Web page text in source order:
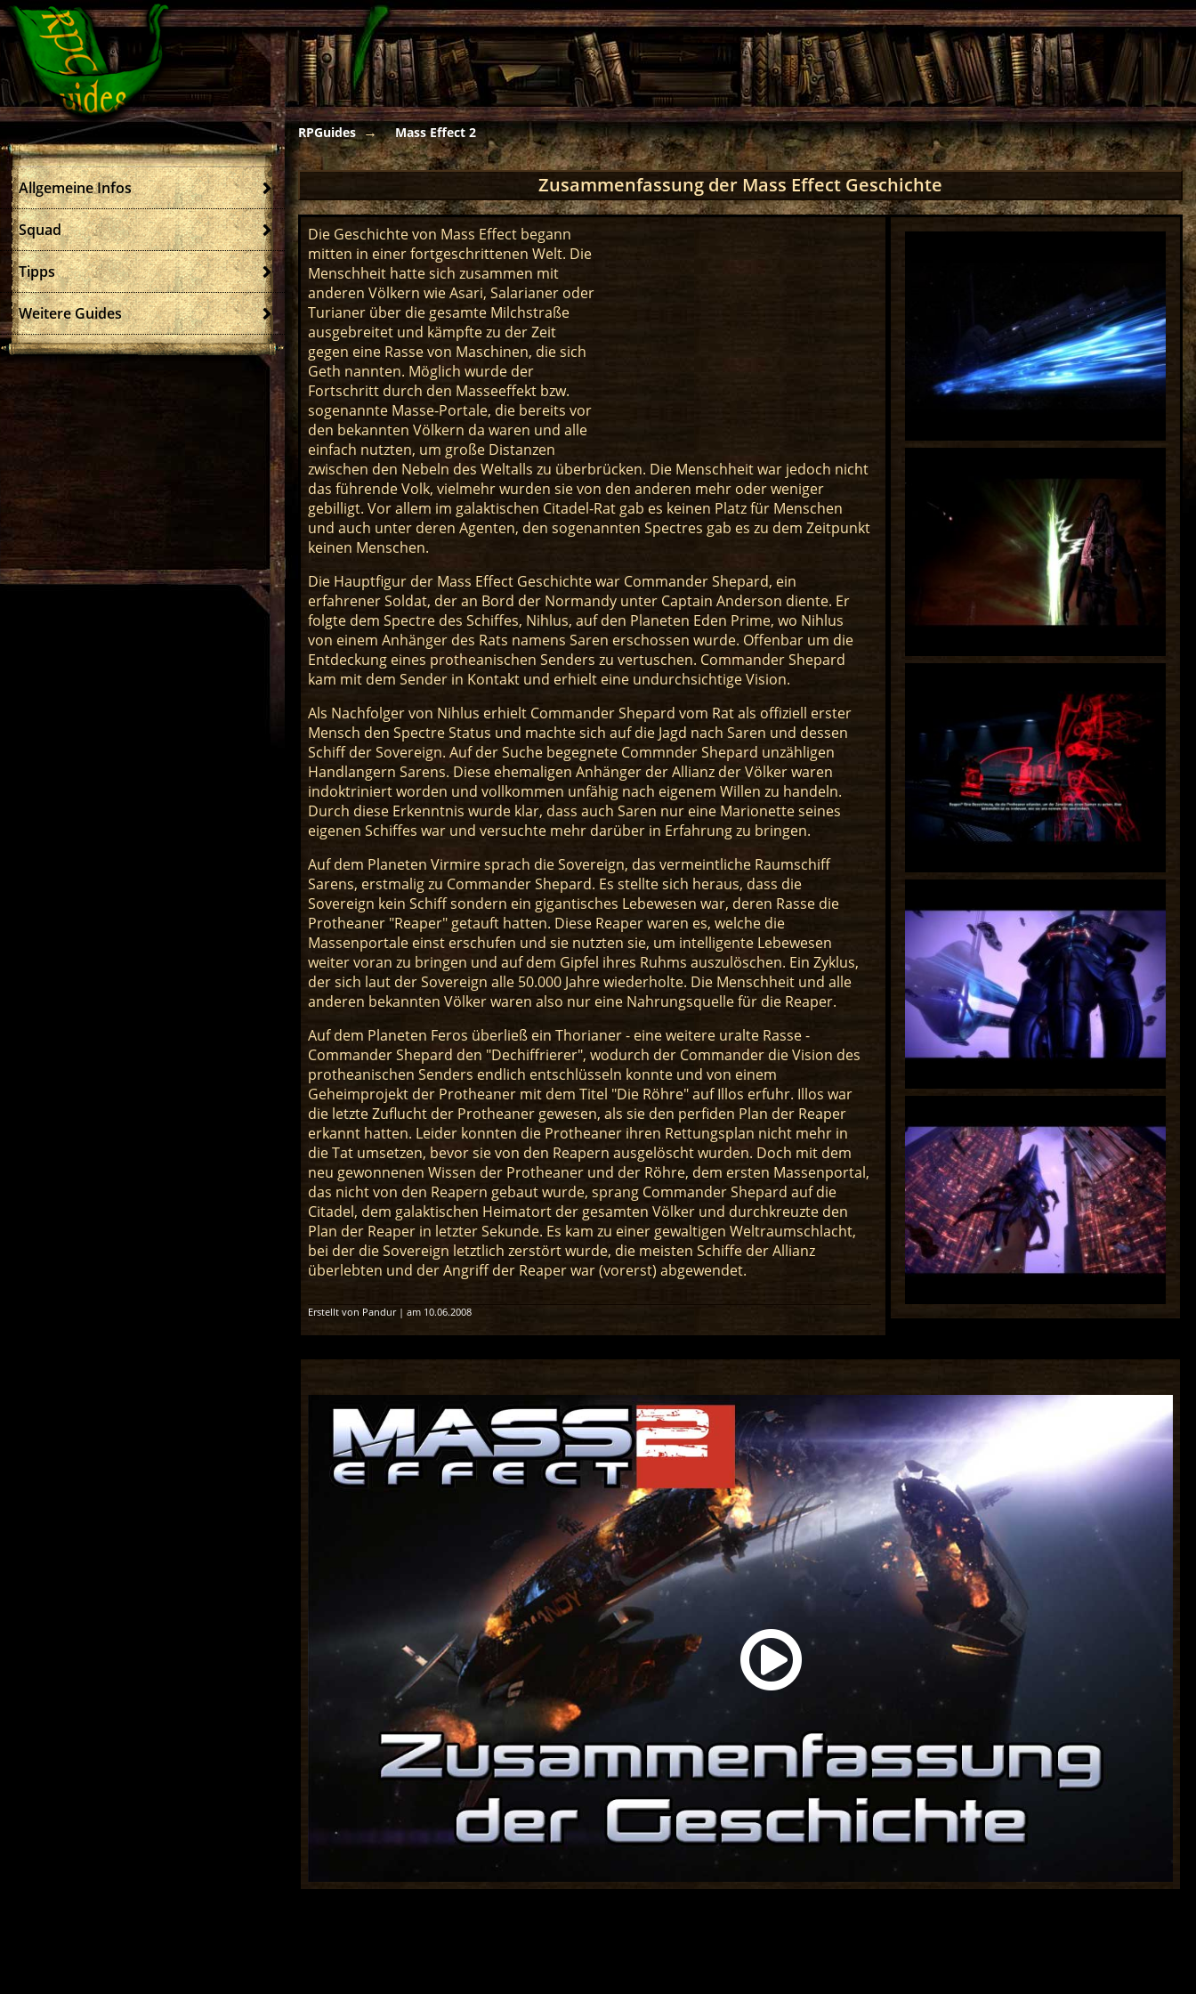
Allgemeine Infos
Squad
Tipps
Weitere Guides
RPGuides Mass Effect 2
Zusammenfassung der Mass Effect Geschichte
Die Geschichte von Mass Effect begann
mitten in einer fortgeschrittenen Welt. Die
Menschheit hatte sich zusammen mit
anderen Völkern wie Asari, Salarianer oder
Turianer über die gesamte Milchstraße
ausgebreitet und kämpfte zu der Zeit
gegen eine Rasse von Maschinen, die sich
Geth nannten. Möglich wurde der
Fortschritt durch den Masseeffekt bzw.
sogenannte Masse-Portale, die bereits vor
den bekannten Völkern da waren und alle
einfach nutzten, um große Distanzen
zwischen den Nebeln des Weltalls zu überbrücken. Die Menschheit war jedoch nicht
das führende Volk, vielmehr wurden sie von den anderen mehr oder weniger
gebilligt. Vor allem im galaktischen Citadel-Rat gab es keinen Platz für Menschen
und auch unter deren Agenten, den sogenannten Spectres gab es zu dem Zeitpunkt
keinen Menschen.
Die Hauptfigur der Mass Effect Geschichte war Commander Shepard, ein
erfahrener Soldat, der an Bord der Normandy unter Captain Anderson diente. Er
folgte dem Spectre des Schiffes, Nihlus, auf den Planeten Eden Prime, wo Nihlus
von einem Anhänger des Rats namens Saren erschossen wurde. Offenbar um die
Entdeckung eines protheanischen Senders zu vertuschen. Commander Shepard
kam mit dem Sender in Kontakt und erhielt eine undurchsichtige Vision.
Als Nachfolger von Nihlus erhielt Commander Shepard vom Rat als offiziell erster
Mensch den Spectre Status und machte sich auf die Jagd nach Saren und dessen
Schiff der Sovereign. Auf der Suche begegnete Commnder Shepard unzähligen
Handlangern Sarens. Diese ehemaligen Anhänger der Allianz der Völker waren
indoktriniert worden und vollkommen unfähig nach eigenem Willen zu handeln.
Durch diese Erkenntnis wurde klar, dass auch Saren nur eine Marionette seines
eigenen Schiffes war und versuchte mehr darüber in Erfahrung zu bringen.
Auf dem Planeten Virmire sprach die Sovereign, das vermeintliche Raumschiff
Sarens, erstmalig zu Commander Shepard. Es stellte sich heraus, dass die
Sovereign kein Schiff sondern ein gigantisches Lebewesen war, deren Rasse die
Protheaner "Reaper" getauft hatten. Diese Reaper waren es, welche die
Massenportale einst erschufen und sie nutzten sie, um intelligente Lebewesen
weiter voran zu bringen und auf dem Gipfel ihres Ruhms auszulöschen. Ein Zyklus,
der sich laut der Sovereign alle 50.000 Jahre wiederholte. Die Menschheit und alle
anderen bekannten Völker waren also nur eine Nahrungsquelle für die Reaper.
Auf dem Planeten Feros überließ ein Thorianer - eine weitere uralte Rasse -
Commander Shepard den "Dechiffrierer", wodurch der Commander die Vision des
protheanischen Senders endlich entschlüsseln konnte und von einem
Geheimprojekt der Protheaner mit dem Titel "Die Röhre" auf Illos erfuhr. Illos war
die letzte Zuflucht der Protheaner gewesen, als sie den perfiden Plan der Reaper
erkannt hatten. Leider konnten die Protheaner ihren Rettungsplan nicht mehr in
die Tat umsetzen, bevor sie von den Reapern ausgelöscht wurden. Doch mit dem
neu gewonnenen Wissen der Protheaner und der Röhre, dem ersten Massenportal,
das nicht von den Reapern gebaut wurde, sprang Commander Shepard auf die
Citadel, dem galaktischen Heimatort der gesamten Völker und durchkreuzte den
Plan der Reaper in letzter Sekunde. Es kam zu einer gewaltigen Weltraumschlacht,
bei der die Sovereign letztlich zerstört wurde, die meisten Schiffe der Allianz
überlebten und der Angriff der Reaper war (vorerst) abgewendet.
Erstellt von Pandur | am 10.06.2008